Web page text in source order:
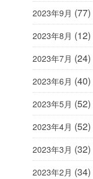
2023年9月 (77)
2023年8月 (12)
2023年7月 (24)
2023年6月 (40)
2023年5月 (52)
2023年4月 (52)
2023年3月 (32)
2023年2月 (34)